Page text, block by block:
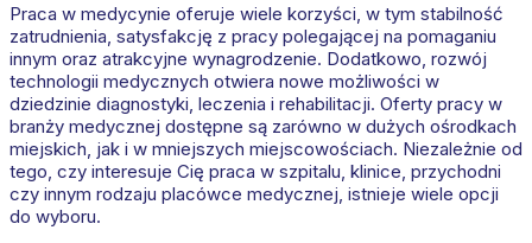
Praca w medycynie oferuje wiele korzyści, w tym stabilność
zatrudnienia, satysfakcję z pracy polegającej na pomaganiu
innym oraz atrakcyjne wynagrodzenie. Dodatkowo, rozwój
technologii medycznych otwiera nowe możliwości w
dziedzinie diagnostyki, leczenia i rehabilitacji. Oferty pracy w
branży medycznej dostępne są zarówno w dużych ośrodkach
miejskich, jak i w mniejszych miejscowościach. Niezależnie od
tego, czy interesuje Cię praca w szpitalu, klinice, przychodni
czy innym rodzaju placówce medycznej, istnieje wiele opcji
do wyboru.